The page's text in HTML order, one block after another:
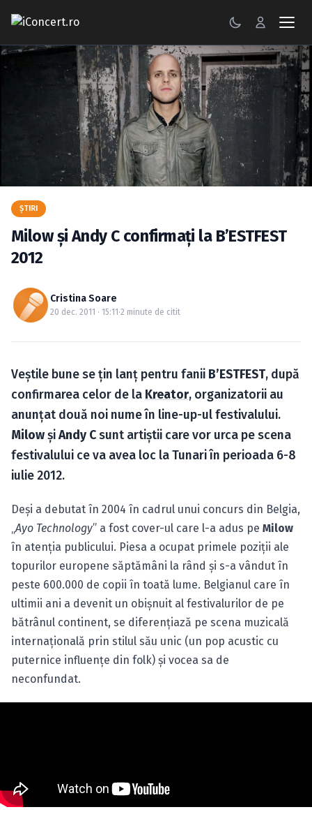
FESTIVALURI
RECENZII
BILETE
Caută în site...
ŞTIRI
Milow şi Andy C confirmaţi la B’ESTFEST
2012
Cristina Soare
20 dec. 2011 · 15:11 ·2 minute de citit
Veştile bune se ţin lanţ pentru fanii B’ESTFEST, după
confirmarea celor de la Kreator, organizatorii au
anunţat două noi nume în line-up-ul festivalului.
MilowşiAndy Csunt artiştii care vor urca pe scena
festivalului ce va avea loc la Tunari în perioada 6-8
iulie 2012.
Deşi a debutat în 2004 în cadrul unui concurs din Belgia,
Ayo Technology” a fost cover-ul care l-a adus pe Milow
în atenţia publicului. Piesa a ocupat primele poziţii ale
topurilor europene săptămâni la rând şi s-a vândut în
peste 600.000 de copii în toată lume. Belgianul care în
ultimii ani a devenit un obişnuit al festivalurilor de pe
bătrânul continent, se diferenţiază pe scena muzicală
internaţională prin stilul său unic (un pop acustic cu
puternice influenţe din folk) şi vocea sa de
neconfundat.